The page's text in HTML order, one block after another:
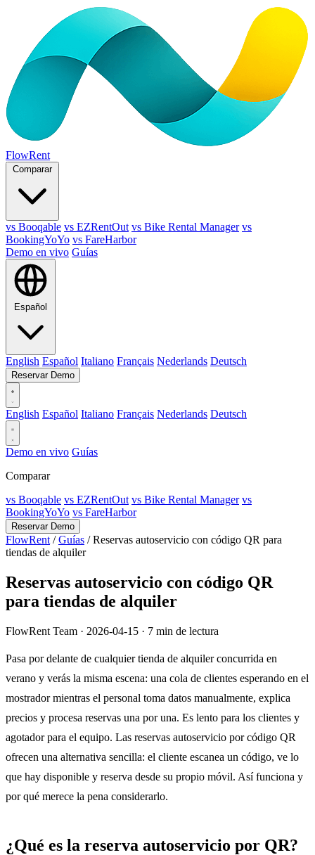
FlowRent
Comparar
vs Booqable vs EZRentOut vs Bike Rental Manager vs
BookingYoYo vs FareHarbor
Demo en vivo Guías
Español
English Español Italiano Français Nederlands Deutsch
Reservar Demo
English Español Italiano Français Nederlands Deutsch
Demo en vivo Guías
Comparar
vs Booqable vs EZRentOut vs Bike Rental Manager vs
BookingYoYo vs FareHarbor
Reservar Demo
FlowRent / Guías / Reservas autoservicio con código QR para
tiendas de alquiler
Reservas autoservicio con código QR
para tiendas de alquiler
FlowRent Team · 2026-04-15 · 7 min de lectura
Pasa por delante de cualquier tienda de alquiler concurrida en
verano y verás la misma escena: una cola de clientes esperando en el
mostrador mientras el personal toma datos manualmente, explica
precios y procesa reservas una por una. Es lento para los clientes y
agotador para el equipo. Las reservas autoservicio por código QR
ofrecen una alternativa sencilla: el cliente escanea un código, ve lo
que hay disponible y reserva desde su propio móvil. Así funciona y
por qué merece la pena considerarlo.
¿Qué es la reserva autoservicio por QR?